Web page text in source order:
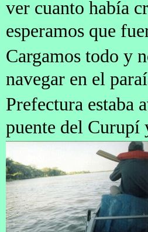
ver cuanto había
esperamos que
Cargamos todo y
navegar en el
Prefectura estaba
puente del Curupí